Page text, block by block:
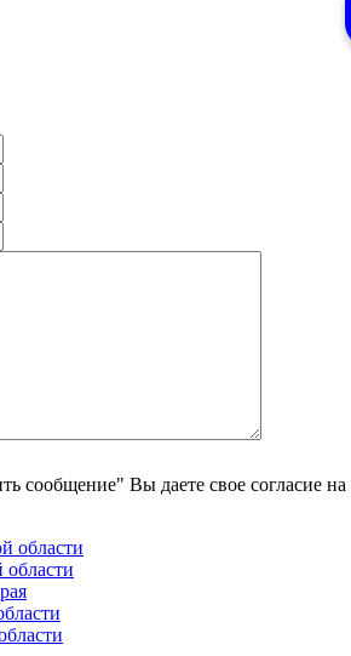
сообщение" Вы даете свое согласие
области